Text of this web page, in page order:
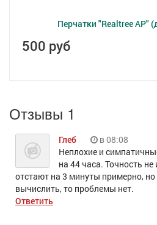
Перчатки "Realtree AP"
500 руб
Отзывы 1
Глеб в 08:08
Неплохие и
на 44 часа. Точность
отстают на 3 минуты примерно, но
вычислить, то проблемы нет.
Ответить